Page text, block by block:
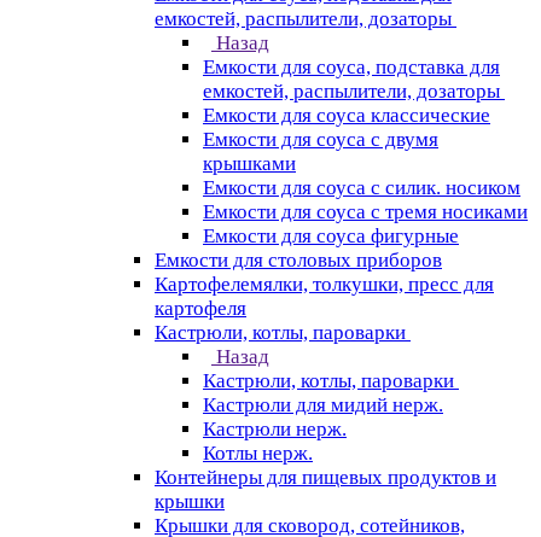
емкостей, распылители, дозаторы
Назад
Емкости для соуса, подставка для
емкостей, распылители, дозаторы
Емкости для соуса классические
Емкости для соуса с двумя
крышками
Емкости для соуса с силик. носиком
Емкости для соуса с тремя носиками
Емкости для соуса фигурные
Емкости для столовых приборов
Картофелемялки, толкушки, пресс для
картофеля
Кастрюли, котлы, пароварки
Назад
Кастрюли, котлы, пароварки
Кастрюли для мидий нерж.
Кастрюли нерж.
Котлы нерж.
Контейнеры для пищевых продуктов и
крышки
Крышки для сковород, сотейников,